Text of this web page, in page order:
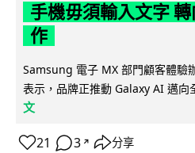
手機毋須輸入文字
作
Samsung 電子 MX 部門顧客體驗
表示，品牌正推動 Galaxy AI 邁向
文
21 3 ↗ 分享